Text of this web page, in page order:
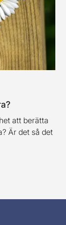
att berätta
Är det så det